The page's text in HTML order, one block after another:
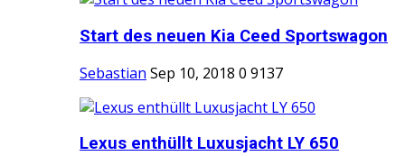
Start des neuen Kia Ceed Sportswagon
Sebastian Sep 10, 2018 0 9137
Lexus enthüllt Luxusjacht LY 650